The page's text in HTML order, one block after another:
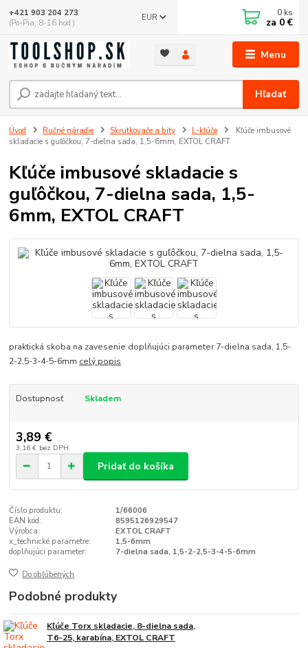
Menu
EUR
Hľadať
+421 903 204 273
(Po-Pia, 8-16 hod.)
0 ks
za 0 €
Úvod Ručné náradie Skrutkovače a bity L-kľúče
Kľúče imbusové
skladacie s guľôčkou, 7-dielna sada, 1,5-6mm, EXTOL CRAFT
Kľúče imbusové skladacie s
guľôčkou, 7-dielna sada, 1,5-
6mm, EXTOL CRAFT
praktická skoba na zavesenie doplňujúci parameter 7-dielna sada, 1,5-
2-2,5-3-4-5-6mm celý popis
Dostupnosť Skladem
3,89 €
3,16 € bez DPH
Pridať do košíka
Číslo produktu:
1/66006
EAN kód:
8595126929547
Výrobca:
EXTOL CRAFT
x_technické parametre:
1,5-6mm
doplňujúci parameter:
7-dielna sada, 1,5-2-2,5-3-4-5-6mm
Do obľúbených
Podobné produkty
Kľúče Torx skladacie, 8-dielna sada,
T6-25, karabína, EXTOL CRAFT